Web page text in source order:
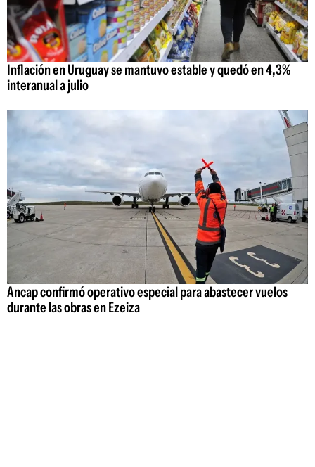
Inflación en Uruguay se mantuvo estable y quedó en 4,3%
interanual a julio
Ancap confirmó operativo especial para abastecer vuelos
durante las obras en Ezeiza